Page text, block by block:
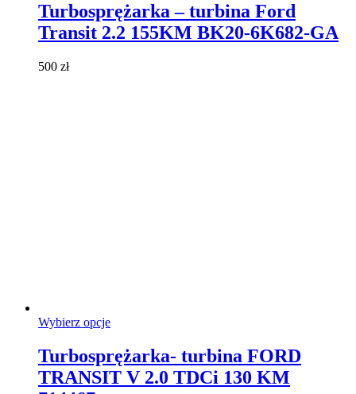
wiele
wariantów.
Turbosprężarka – turbina Ford
Transit 2.2 155KM BK20-6K682-GA
500 zł
Wybierz opcjeTen
wiele
wariantów.
Turbosprężarka- turbina FORD
TRANSIT V 2.0 TDCi 130 KM